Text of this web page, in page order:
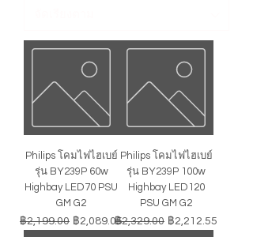
Philips โคมไฟไฮเบย์
รุ่น BY239P 60w
Highbay LED70 PSU
GM G2
ราคาปกติ
฿2,199.00 ราคาขายลด
฿2,089.05
Philips โคมไฟไฮเบย์
รุ่น BY239P 100w
Highbay LED120
PSU GM G2
ราคาปกติ
฿2,329.00 ราคาขายลด
฿2,212.55